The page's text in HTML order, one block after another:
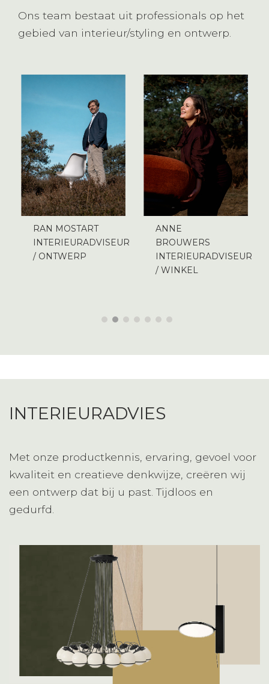
Ons team bestaat uit professionals op het
gebied van interieur/styling en ontwerp.
RAN MOSTART
INTERIEURADVISEUR
/ ONTWERP
ANNE
BROUWERS
INTERIEURADVISEUR
/ WINKEL
1 2 3 4 5 6 7
INTERIEURADVIES
Met onze productkennis, ervaring, gevoel voor
kwaliteit en creatieve denkwijze, creëren wij
een ontwerp dat bij u past. Tijdloos en
gedurfd.